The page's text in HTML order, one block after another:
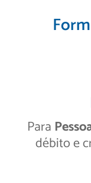
Para
débito e